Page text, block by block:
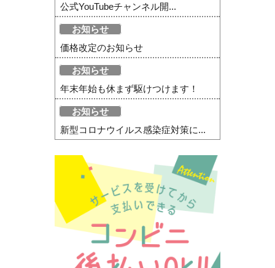
公式YouTubeチャンネル開...
お知らせ
価格改定のお知らせ
お知らせ
年末年始も休まず駆けつけます！
お知らせ
新型コロナウイルス感染症対策に...